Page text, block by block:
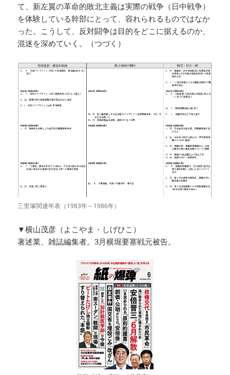
て、新左翼の革命的敗北主義は実際の戦争（日中戦争）
を体験している幹部にとって、容れられるものではなか
った。こうして、反対闘争は目的をどこに据えるのか、
混迷を深めていく。（つづく）
三里塚関連年表（1983年～1986年）
▼横山茂彦（よこやま・しげひこ）
著述業、雑誌編集者。3月横堀要塞戦元被告。